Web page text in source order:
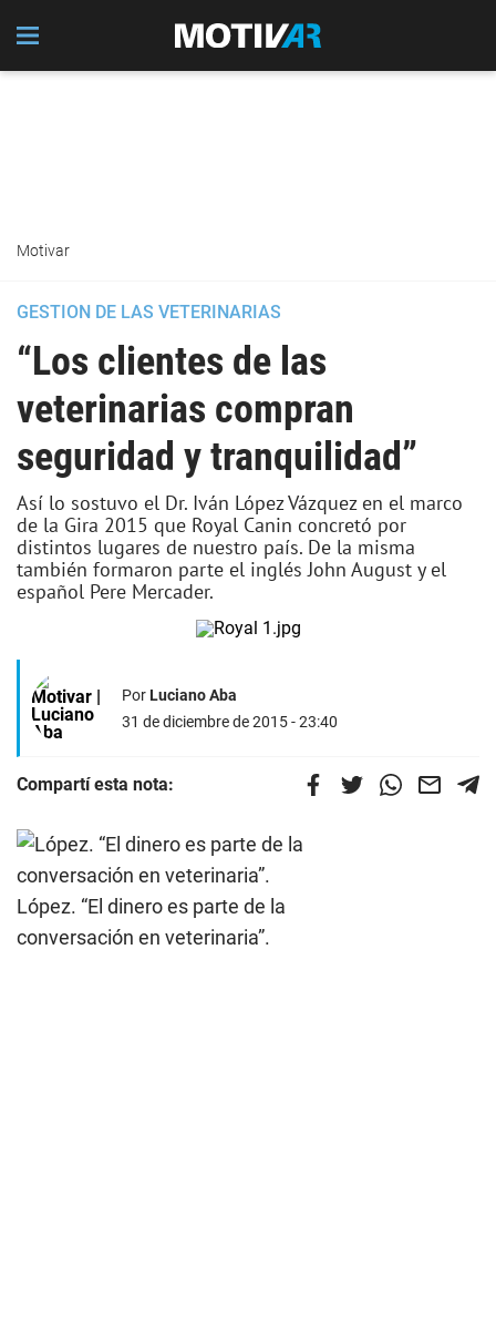
Motivar
GESTION DE LAS VETERINARIAS
“Los clientes de las
veterinarias compran
seguridad y tranquilidad”
Así lo sostuvo el Dr. Iván López Vázquez en el marco
de la Gira 2015 que Royal Canin concretó por
distintos lugares de nuestro país. De la misma
también formaron parte el inglés John August y el
español Pere Mercader.
PorLuciano Aba
31 de diciembre de 2015 - 23:40
Compartí esta nota:
López. “El dinero es parte de la
conversación en veterinaria”.